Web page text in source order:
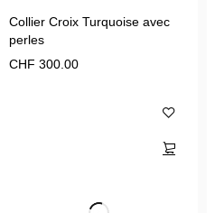
Collier Croix Turquoise avec
perles
CHF 300.00